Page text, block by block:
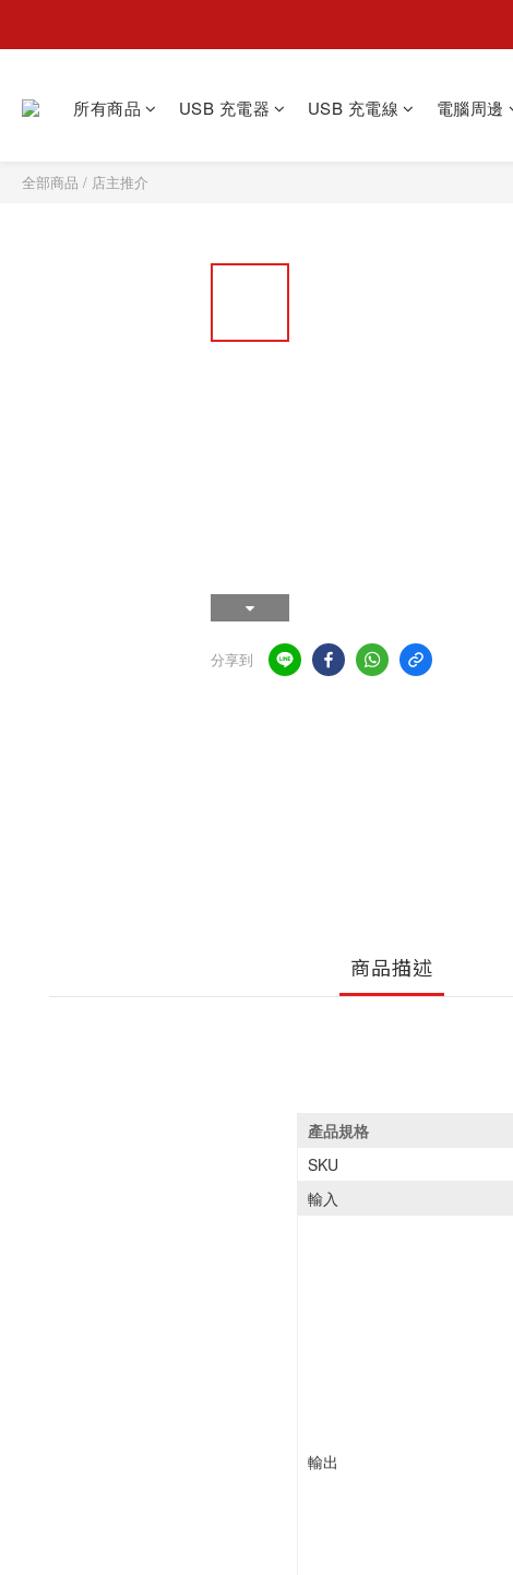
所有商品 USB 充電器 USB 充電線 電腦周邊
全部商品 / 店主推介
分享到
商品描述
產品規格
SKU
輸入
輸出